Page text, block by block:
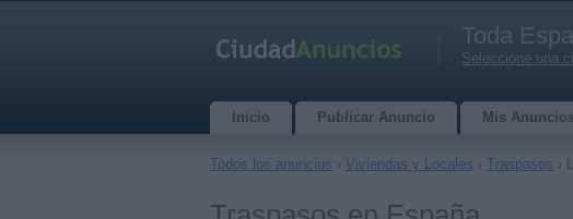
Toda
Seleccione una
Inicio Publicar Anuncio Mis Anuncios
Todos los anuncios › Viviendas y Locales › Traspasos ›